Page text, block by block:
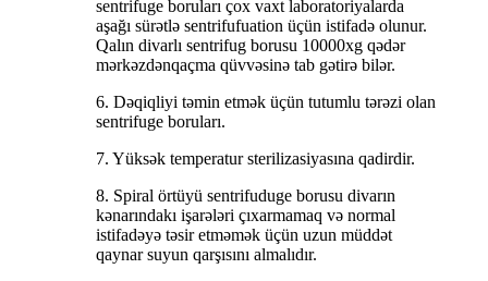
sentrifuge boruları çox vaxt laboratoriyalarda
aşağı sürətlə sentrifufuation üçün istifadə olunur.
Qalın divarlı sentrifug borusu 10000xg qədər
mərkəzdənqaçma qüvvəsinə tab gətirə bilər.
6. Dəqiqliyi təmin etmək üçün tutumlu tərəzi olan
sentrifuge boruları.
7. Yüksək temperatur sterilizasiyasına qadirdir.
8. Spiral örtüyü sentrifuduge borusu divarın
kənarındakı işarələri çıxarmamaq və normal
istifadəyə təsir etməmək üçün uzun müddət
qaynar suyun qarşısını almalıdır.